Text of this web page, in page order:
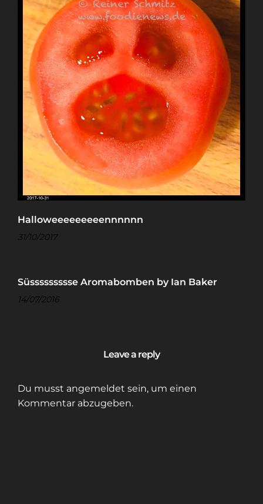
Halloweeeeeeeeennnnnn
31/10/2017
Süssssssssse Aromabomben by Ian Baker
14/07/2016
Leave a reply
Du musst angemeldet sein, um einen
Kommentar abzugeben.